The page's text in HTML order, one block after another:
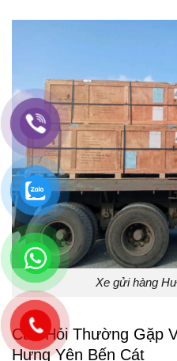
Xe gửi hàng
Câu Hỏi Thường Gặp
Hưng Yên Bến Cát